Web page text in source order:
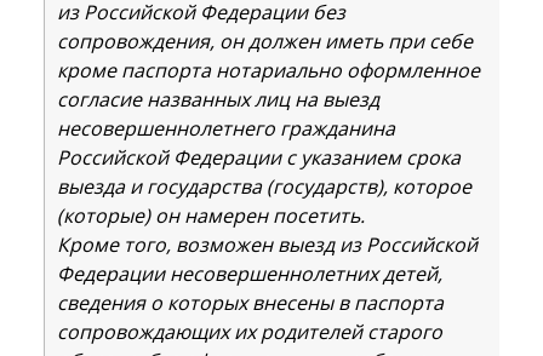
из Российской Федерации без
сопровождения, он должен иметь при себе
кроме паспорта нотариально оформленное
согласие названных лиц на выезд
несовершеннолетнего гражданина
Российской Федерации с указанием срока
выезда и государства (государств), которое
(которые) он намерен посетить.
Кроме того, возможен выезд из Российской
Федерации несовершеннолетних детей,
сведения о которых внесены в паспорта
сопровождающих их родителей старого